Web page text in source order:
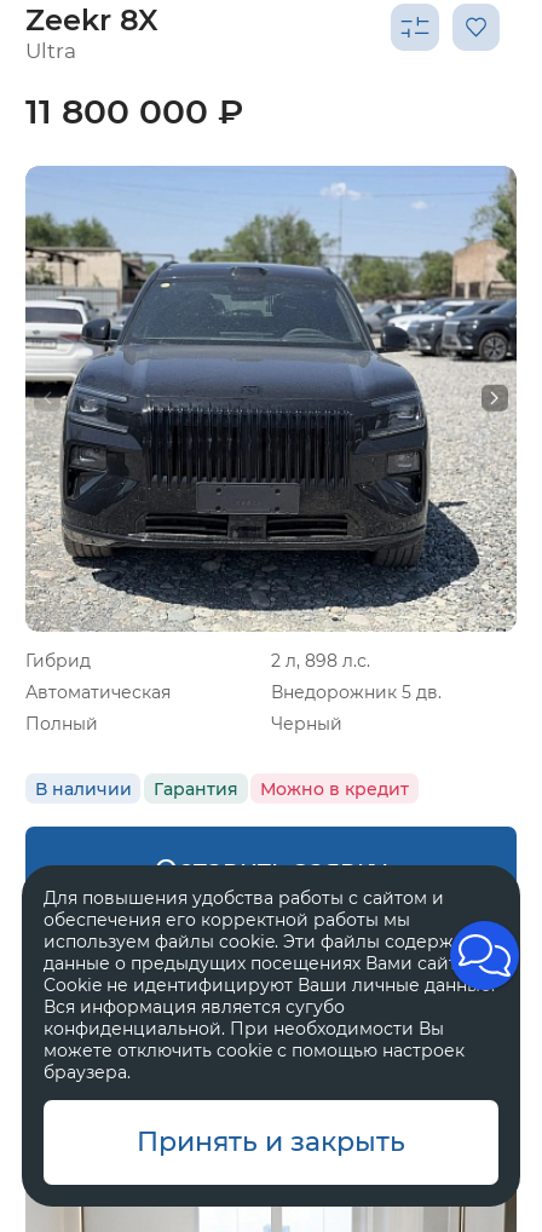
Zeekr 8X
Ultra
Гибрид
2 л, 898 л.с.
Автоматическая
Внедорожник 5 дв.
Полный
Черный
В наличии Гарантия Можно в кредит
11 800 000 ₽
Оставить заявку
Zeekr 8X
Ultra
11 800 000 ₽
Для повышения удобства работы с сайтом и
обеспечения его корректной работы мы
используем файлы cookie. Эти файлы содержат
данные о предыдущих посещениях Вами сайта.
Cookie не идентифицируют Ваши личные данные.
Вся информация является сугубо
конфиденциальной. При необходимости Вы
можете отключить cookie с помощью настроек
браузера.
Принять и закрыть